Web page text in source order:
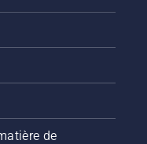
de